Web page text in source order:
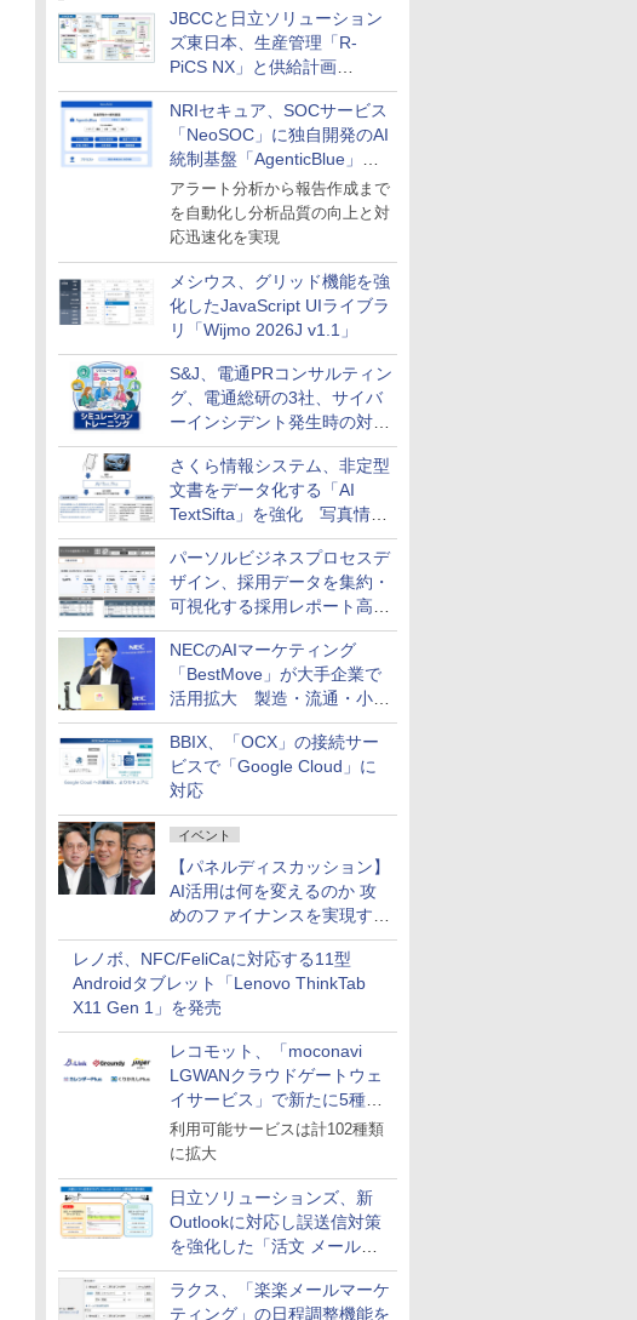
JBCCと日立ソリューション
ズ東日本、生産管理「R-
PiCS NX」と供給計画
「scSQUARE ISP」の連携サ
ービスを提供開始
NRIセキュア、SOCサービス
「NeoSOC」に独自開発のAI
統制基盤「AgenticBlue」を
導入
アラート分析から報告作成まで
を自動化し分析品質の向上と対
応迅速化を実現
メシウス、グリッド機能を強
化したJavaScript UIライブラ
リ「Wijmo 2026J v1.1」
S&J、電通PRコンサルティン
グ、電通総研の3社、サイバ
ーインシデント発生時の対応
と危機管理広報を一体的に訓
練するプログラムを提供
さくら情報システム、非定型
文書をデータ化する「AI
TextSifta」を強化 写真情報
のデータ化などに対応
パーソルビジネスプロセスデ
ザイン、採用データを集約・
可視化する採用レポート高速
化サービスを提供
NECのAIマーケティング
「BestMove」が大手企業で
活用拡大 製造・流通・小売
企業・広告代理店などが実装
フェーズへ
BBIX、「OCX」の接続サー
ビスで「Google Cloud」に
対応
イベント
【パネルディスカッション】
AI活用は何を変えるのか 攻
めのファイナンスを実現する
業務設計とマインドセット変
革
レノボ、NFC/FeliCaに対応する11型
Androidタブレット「Lenovo ThinkTab
X11 Gen 1」を発売
レコモット、「moconavi
LGWANクラウドゲートウェ
イサービス」で新たに5種類
のサービスと連携開始
利用可能サービスは計102種類
に拡大
日立ソリューションズ、新
Outlookに対応し誤送信対策
を強化した「活文 メール誤
送信防止アドインサービス」
を提供
ラクス、「楽楽メールマーケ
ティング」の日程調整機能を